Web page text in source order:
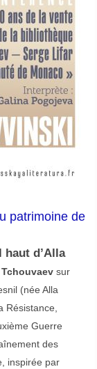
patrimoine de
haut d’Alla
sur
(née Alla
Résistance,
Guerre
des
inspirée par